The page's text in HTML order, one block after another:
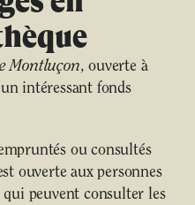
Montluçon, ouverte à
intéressant fonds
ou consultés
ouverte aux personnes
qui peuvent consulter les